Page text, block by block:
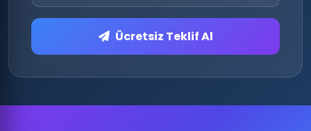
Ücretsiz Teklif Al